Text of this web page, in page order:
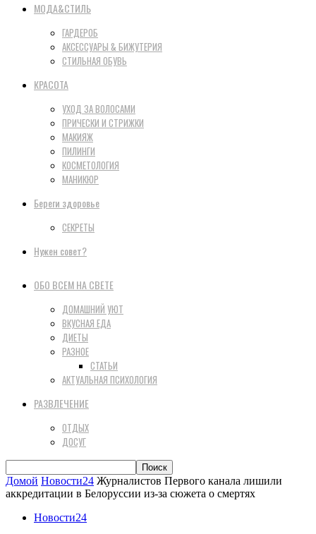
МОДА&СТИЛЬ
ГАРДЕРОБ
АКСЕССУАРЫ & БИЖУТЕРИЯ
СТИЛЬНАЯ ОБУВЬ
КРАСОТА
УХОД ЗА ВОЛОСАМИ
ПРИЧЕСКИ И СТРИЖКИ
МАКИЯЖ
ПИЛИНГИ
КОСМЕТОЛОГИЯ
МАНИКЮР
Береги здоровье
СЕКРЕТЫ
Нужен совет?
ОБО ВСЕМ НА СВЕТЕ
ДОМАШНИЙ УЮТ
ВКУСНАЯ ЕДА
ДИЕТЫ
РАЗНОЕ
СТАТЬИ
АКТУАЛЬНАЯ ПСИХОЛОГИЯ
РАЗВЛЕЧЕНИЕ
ОТДЫХ
ДОСУГ
Домой Новости24 Журналистов Первого канала лишили
аккредитации в Белоруссии из-за сюжета о смертях
Новости24